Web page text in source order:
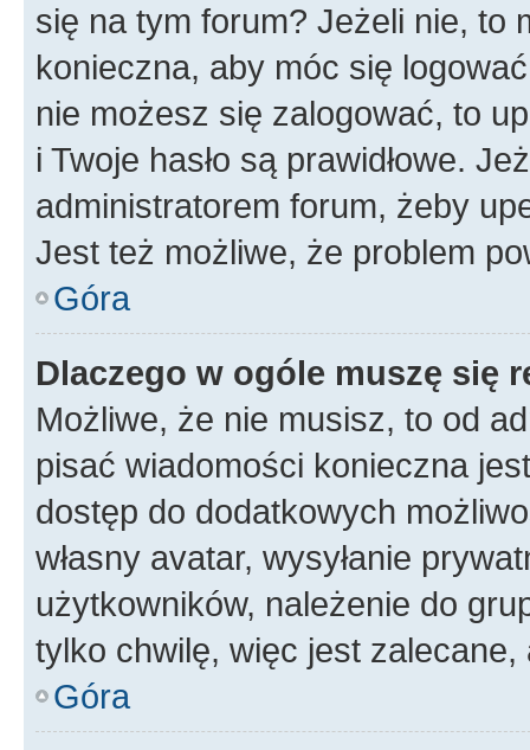
się na tym forum? Jeżeli nie, to
konieczna, aby móc się
nie możesz się zalogować, to
i Twoje hasło są prawidłowe.
administratorem forum, żeby
Jest też możliwe, że problem
Góra
Dlaczego w ogóle muszę się
Możliwe, że nie musisz, to od
pisać wiadomości konieczna
dostęp do dodatkowych
własny avatar, wysyłanie
użytkowników, należenie do
tylko chwilę, więc jest zalecane,
Góra